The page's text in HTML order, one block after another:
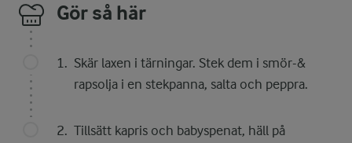
Gör så här
Skär laxen i tärningar. Stek dem i smör-&
rapsolja i en stekpanna, salta och peppra.
Tillsätt kapris och babyspenat, häll på